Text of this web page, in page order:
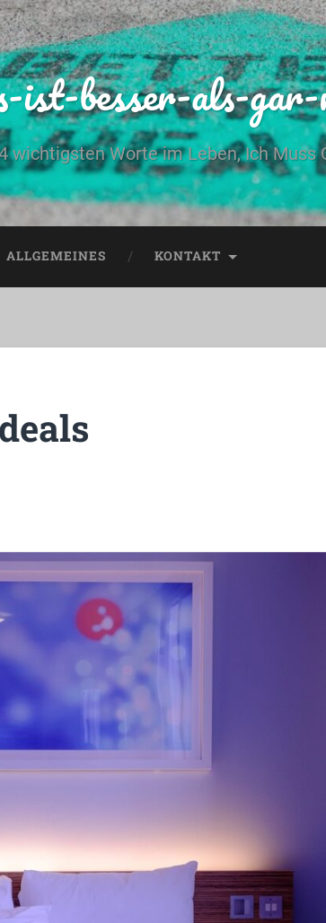
ist-besser-als-gar-
wichtigsten Worte im Leben, Ich Muss
ALLGEMEINES KONTAKT